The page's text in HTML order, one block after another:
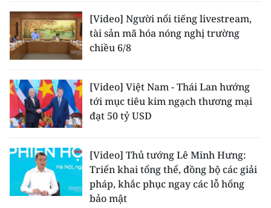
[Video] Người nổi tiếng livestream,
tài sản mã hóa nóng nghị trường
chiều 6/8
[Video] Việt Nam - Thái Lan hướng
tới mục tiêu kim ngạch thương mại
đạt 50 tỷ USD
[Video] Thủ tướng Lê Minh Hưng:
Triển khai tổng thể, đồng bộ các giải
pháp, khắc phục ngay các lỗ hổng
bảo mật